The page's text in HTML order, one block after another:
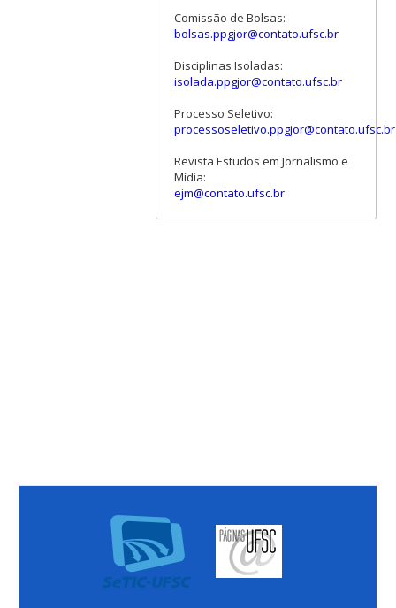
Comissão de Bolsas:
bolsas.ppgjor@contato.ufsc.br
Disciplinas Isoladas:
isolada.ppgjor@contato.ufsc.br
Processo Seletivo:
processoseletivo.ppgjor@contato.ufsc.br
Revista Estudos em Jornalismo e
Mídia:
ejm@contato.ufsc.br